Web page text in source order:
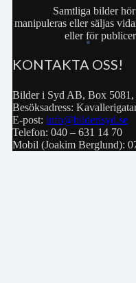
Samtliga bilder
manipuleras eller säljas
eller för
KONTAKTA OSS!
Bilder i Syd AB, Box
Besöksadress:
E-post: info@bilderisyd.se
Telefon: 040 – 631 14 70
Mobil (Joakim Berglund):